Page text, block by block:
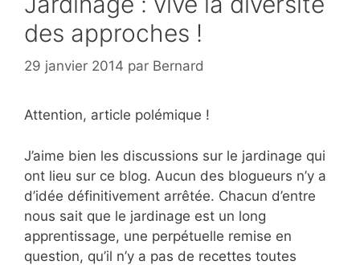
des approches !
29 janvier 2014 par Bernard
Attention, article polémique !
J’aime bien les discussions sur le jardinage qui
ont lieu sur ce blog. Aucun des blogueurs n’y a
d’idée définitivement arrêtée. Chacun d’entre
nous sait que le jardinage est un long
apprentissage, une perpétuelle remise en
question, qu’il n’y a pas de recettes toutes